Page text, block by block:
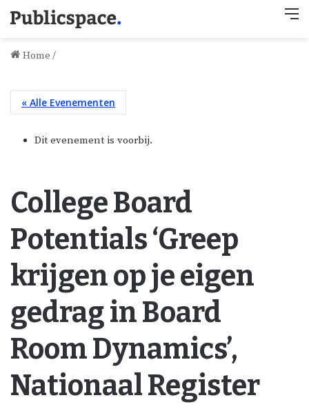
Home /
« Alle Evenementen
Dit evenement is voorbij.
College Board
Potentials ‘Greep
krijgen op je eigen
gedrag in Board
Room Dynamics’,
Nationaal Register